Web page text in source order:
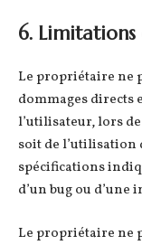
6.
Le propriétaire ne
dommages directs
l’utilisateur, lors
soit de l’utilisation
spécifications
d’un bug ou
Le propriétaire ne